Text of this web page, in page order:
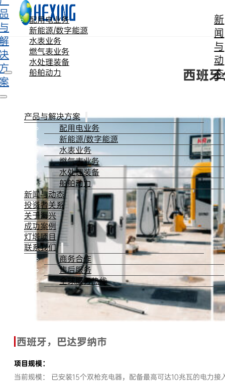
跳转到主要内容 跳转到页脚
配用电业务
新能源/数字能源
水表业务
燃气表业务
水处理装备
船舶动力
新
闻
与
动
态
产品与解决方案
配用电业务
新能源/数字能源
水表业务
燃气表业务
水处理装备
船舶动力
新闻与动态
投资者关系
关于海兴
成功案例
灯塔项目
联系我们
商务合作
售后服务
全球服务热线
西班
西班牙，巴达罗纳市
项目规模：
当前规模： 已安装15个双枪充电器，配备最高可达10兆瓦的电力接